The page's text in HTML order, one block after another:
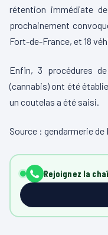
rétention immédiate
prochainement
Fort-de-France, et 18
Enfin, 3 procédures
(cannabis) ont été
un coutelas a été saisi.
Source : gendarmerie de
Rejoignez la